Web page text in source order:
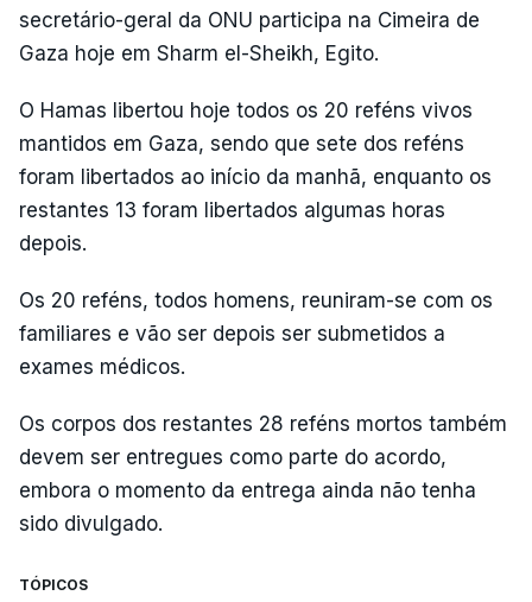
secretário-geral da ONU participa na Cimeira de
Gaza hoje em Sharm el-Sheikh, Egito.
O Hamas libertou hoje todos os 20 reféns vivos
mantidos em Gaza, sendo que sete dos reféns
foram libertados ao início da manhã, enquanto os
restantes 13 foram libertados algumas horas
depois.
Os 20 reféns, todos homens, reuniram-se com os
familiares e vão ser depois ser submetidos a
exames médicos.
Os corpos dos restantes 28 reféns mortos também
devem ser entregues como parte do acordo,
embora o momento da entrega ainda não tenha
sido divulgado.
TÓPICOS